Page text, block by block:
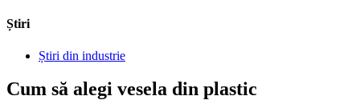
Știri
Știri din industrie
Cum să alegi vesela din plastic